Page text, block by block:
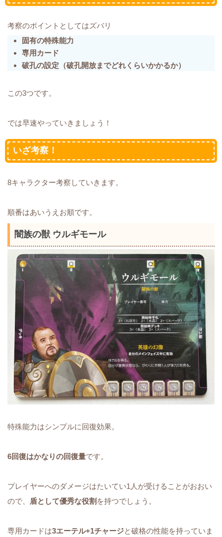
考察のポイントとしてはズバリ
固有の特殊能力
専用カード
破孔の設定（破孔開放までどれくらいかかるか）
この3つです。
では早速やっていきましょう！
いざ考察！
8キャラクター考察していきます。
順番はあいうえお順です。
闇族の獣 ウルギモール
特殊能力はシンプルに回復効果。
6回復はかなりの回復量です。
プレイヤーへのダメージはたいてい1人が受けることがおおい
ので、 盾として優秀な役割 を持つでしょう。
専用カードは3エーテル+1チャージと破格の性能を持っていま